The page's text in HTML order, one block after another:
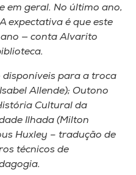
em geral. No último ano,
expectativa é que este
— conta Alvarito
disponíveis para a troca
Allende); Outono
Cultural da
Ilhada (Milton
Huxley – tradução de
técnicos de